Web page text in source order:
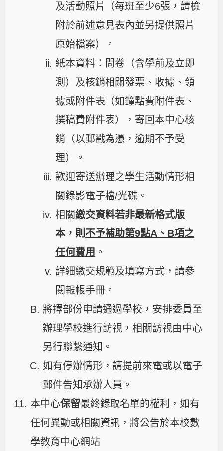
及活動照片（每班至少6張，請檢
附於前述意見表內並另提供照片
原始檔案）。
紙本資料：問卷（含學前及立即
測）及核銷相關發票、收據、領
據或附件表（如鐘點費附件表、
撰稿費附件表），寄回本中心核
銷（以郵戳為憑，逾期不予受
理）。
歡迎寄送辦理之學生活動情形相
關錄影電子檔/光碟。
相關繳交資料若非最新格式版
本，則不予補助第9點A、B項之
任何費用 。
詳細繳交規範及填寫方式，請參
閱報帳手冊。
將擇部份申請通過學校，安排委員至
辦理學校進行訪視，相關訪視由中心
另行聯繫通知。
如有停辦情形，請提前來電或以電子
郵件告知承辦人員。
本中心保留最終錄取名單的權利，如有
任何異動或相關資訊，將公告於本校數
學教育中心網站